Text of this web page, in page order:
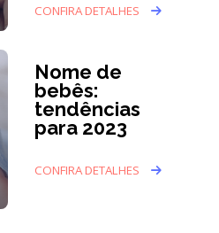
CONFIRA DETALHES
Nome de
bebês:
tendências
para 2023
CONFIRA DETALHES